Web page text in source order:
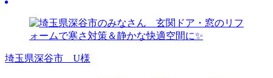
埼玉県深谷市 U様